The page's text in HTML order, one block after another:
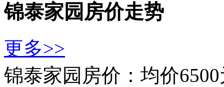
锦泰家园房价走势
更多>>
锦泰家园房价：均价